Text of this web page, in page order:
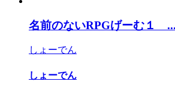
名前のないRPGげーむ１ ...
しょーでん
しょーでん